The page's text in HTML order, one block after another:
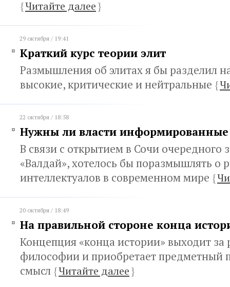
{Читайте далее}
29 октября / 19:41
Краткий курс теории элит
Размышления об элитах я бы разделил
высокие, критические и нейтральные {
22 октября / 18:58
Нужны ли власти информированные
В связи с открытием в Сочи очередного
«Валдай», хотелось бы поразмышлять о
интеллектуалов в современном мире {
20 октября / 18:49
На правильной стороне конца
Концепция «конца истории» выходит за
философии и приобретает предметный
смысл {Читайте далее}